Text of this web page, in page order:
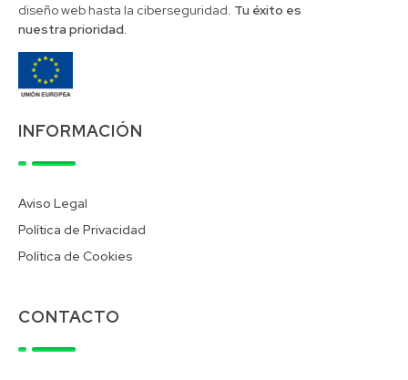
diseño web hasta la ciberseguridad. Tu éxito es
nuestra prioridad.
INFORMACIÓN
Aviso Legal
Política de Privacidad
Política de Cookies
CONTACTO